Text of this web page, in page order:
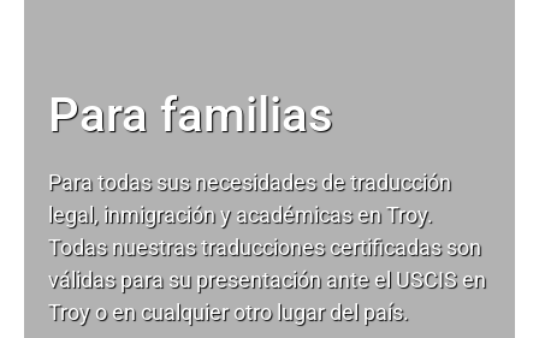
Para familias
Para todas sus necesidades detraducción
legal, inmigración y académicas en Troy.
Todas nuestras traducciones certificadas son
válidas para su presentación ante el USCIS en
Troy o en cualquier otro lugar del país.